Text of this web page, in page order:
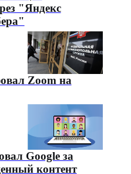
"Яндекс
Zoom на
Google за
контент